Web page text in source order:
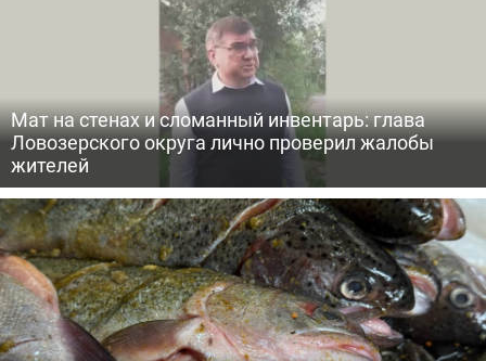
Мат на стенах и сломанный инвентарь: глава
Ловозерского округа лично проверил жалобы
жителей